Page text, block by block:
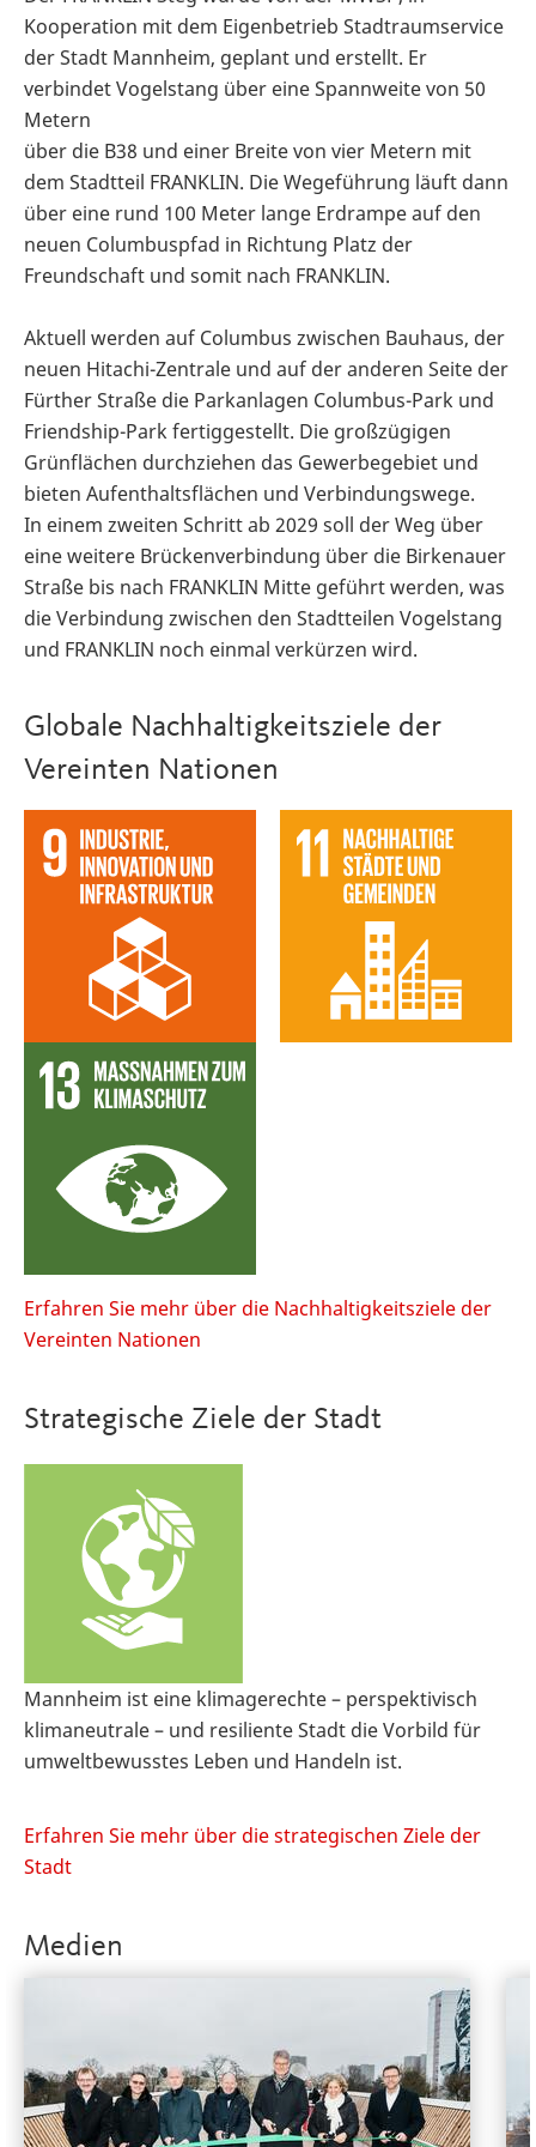
Kooperation mit dem Eigenbetrieb Stadtraumservice
der Stadt Mannheim, geplant und erstellt. Er
verbindet Vogelstang über eine Spannweite von 50
Metern
über die B38 und einer Breite von vier Metern mit
dem Stadtteil FRANKLIN. Die Wegeführung läuft dann
über eine rund 100 Meter lange Erdrampe auf den
neuen Columbuspfad in Richtung Platz der
Freundschaft und somit nach FRANKLIN.
Aktuell werden auf Columbus zwischen Bauhaus, der
neuen Hitachi-Zentrale und auf der anderen Seite der
Fürther Straße die Parkanlagen Columbus-Park und
Friendship-Park fertiggestellt. Die großzügigen
Grünflächen durchziehen das Gewerbegebiet und
bieten Aufenthaltsflächen und Verbindungswege.
In einem zweiten Schritt ab 2029 soll der Weg über
eine weitere Brückenverbindung über die Birkenauer
Straße bis nach FRANKLIN Mitte geführt werden, was
die Verbindung zwischen den Stadtteilen Vogelstang
und FRANKLIN noch einmal verkürzen wird.
Globale Nachhaltigkeitsziele der
Vereinten Nationen
Erfahren Sie mehr über die Nachhaltigkeitsziele der
Vereinten Nationen
Strategische Ziele der Stadt
Mannheim ist eine klimagerechte – perspektivisch
klimaneutrale – und resiliente Stadt die Vorbild für
umweltbewusstes Leben und Handeln ist.
Erfahren Sie mehr über die strategischen Ziele der
Stadt
Medien